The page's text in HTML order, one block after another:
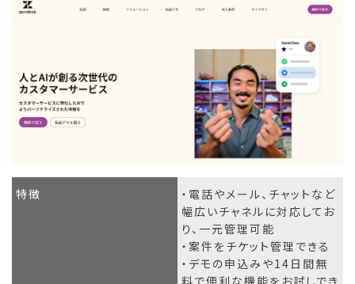
特徴
・電話やメール、チャットなど
幅広いチャネルに対応してお
り、一元管理可能
・案件をチケット管理できる
・デモの申込みや14日間無
料で便利な機能をお試しでき